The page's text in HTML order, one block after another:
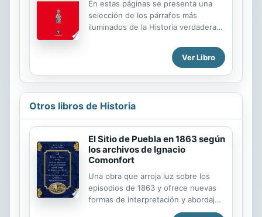
En estas páginas se presenta una
selección de los párrafos más
iluminados de la Historia verdadera
Se trata de las descripciones más
apasionadas y asombrosas que se
quedarían para siempre en la
memoria del cronista. Aquí se
desconocido, la admiración ante las
grandezas del mundo mexica, la
confiere a los hechos en los que
participa y todo un vértigo de
colores, sabores, edificios y
multitudes que no parecen sino
cosas de encantamiento.
Ver Libro
Otros libros de Historia
El Sitio de Puebla en 1863 según
los archivos de Ignacio
Comonfort
Una obra que arroja luz sobre los
episodios de 1863 y ofrece nuevas
formas de interpretación y abordaje
para el estudio del Sitio de Puebla.